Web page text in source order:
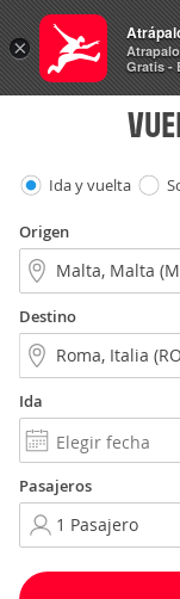
Vuelos
Ida y vuelta
Origen
Destino
Ida
Pasajeros
×
Gratis -